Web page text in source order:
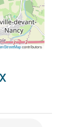
contributors